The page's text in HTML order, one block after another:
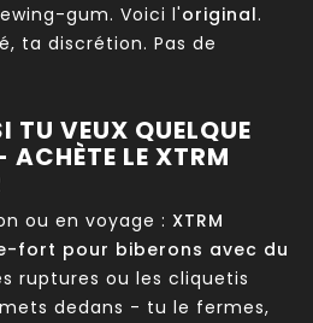
gum. Voici l'original.
ta discrétion. Pas de
TU VEUX QUELQUE
LE XTRM
ou en voyage : XTRM
fort pour biberons avec du
ruptures ou les cliquetis
dedans - tu le fermes,